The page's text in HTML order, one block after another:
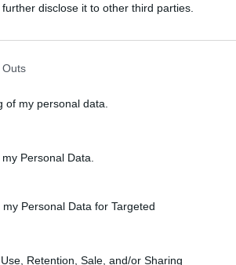
disclose it to other third parties.
Outs
of my personal data.
Personal Data.
Personal Data for Targeted
Retention, Sale, and/or Sharing